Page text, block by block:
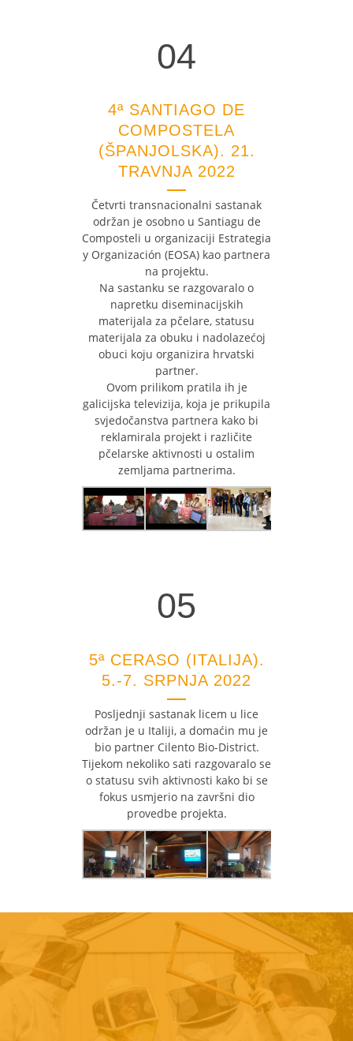
04
4ª SANTIAGO DE
COMPOSTELA
(ŠPANJOLSKA). 21.
TRAVNJA 2022
Četvrti transnacionalni sastanak
održan je osobno u Santiagu de
Composteli u organizaciji Estrategia
y Organización (EOSA) kao partnera
na projektu.
Na sastanku se razgovaralo o
napretku diseminacijskih
materijala za pčelare, statusu
materijala za obuku i nadolazećoj
obuci koju organizira hrvatski
partner.
Ovom prilikom pratila ih je
galicijska televizija, koja je prikupila
svjedočanstva partnera kako bi
reklamirala projekt i različite
pčelarske aktivnosti u ostalim
zemljama partnerima.
05
5ª CERASO (ITALIJA).
5.-7. SRPNJA 2022
Posljednji sastanak licem u lice
održan je u Italiji, a domaćin mu je
bio partner Cilento Bio-District.
Tijekom nekoliko sati razgovaralo se
o statusu svih aktivnosti kako bi se
fokus usmjerio na završni dio
provedbe projekta.